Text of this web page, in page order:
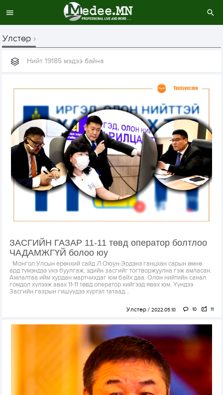
Улстөр
Нийт 19185 мэдээ байна
ЗАСГИЙН ГАЗАР 11-11 төвд оператор болтлоо
ЧАДАМЖГҮЙ болоо юу
Монгол Улсын ерөнхий сайд Л.Оюун-Эрдэнэ ганцхан сарын өмнө
ард түмэндээ үнэ буулгаж, эдийн засгийг тогтворжуулна гэж амласан.
Амлалтаа ийм хурдан мартчихдаг юм байх даа. Олон нийтийн санал
гомдол хүлээж авах 11-11 төвд оператор хийгээд явах юм. Үүндээ
Засгийн газрын гишүүдээ хүртэл татаад...
Улстөр 2022.05.10 10 11